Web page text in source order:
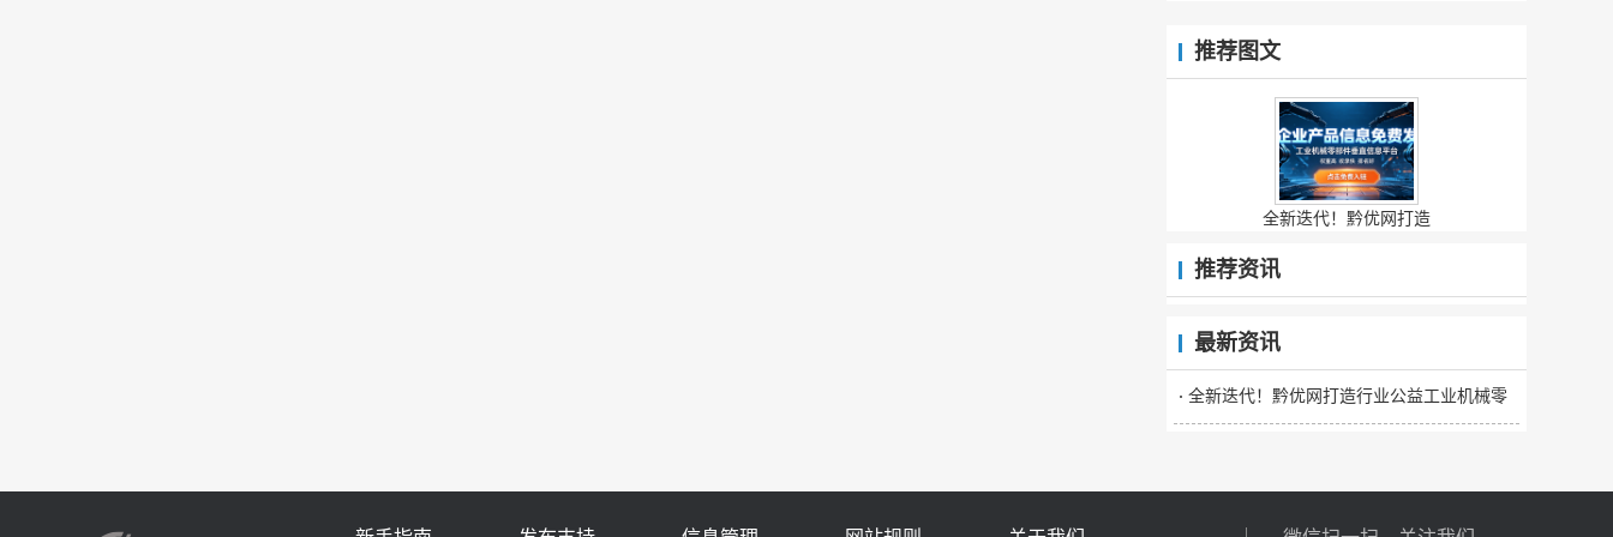
推荐图文
全新迭代！黔优网打造
推荐资讯
最新资讯
全新迭代！黔优网打造行业公益工业机械零